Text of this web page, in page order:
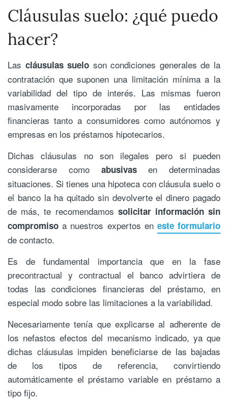
Cláusulas suelo: ¿qué puedo
hacer?
Las cláusulas suelo son condiciones generales de la
contratación que suponen una limitación mínima a la
variabilidad del tipo de interés. Las mismas fueron
masivamente incorporadas por las entidades
financieras tanto a consumidores como autónomos y
empresas en los préstamos hipotecarios.
Dichas cláusulas no son ilegales pero si pueden
considerarse como abusivasen determinadas
situaciones. Si tienes una hipoteca con cláusula suelo o
el banco la ha quitado sin devolverte el dinero pagado
de más, te recomendamos solicitar información sin
compromiso a nuestros expertos en este formulario
de contacto.
Es de fundamental importancia que en la fase
precontractual y contractual el banco advirtiera de
todas las condiciones financieras del préstamo, en
especial modo sobre las limitaciones a la variabilidad.
Necesariamente tenía que explicarse al adherente de
los nefastos efectos del mecanismo indicado, ya que
dichas cláusulas impiden beneficiarse de las bajadas
de los tipos de referencia, convirtiendo
automáticamente el préstamo variable en préstamo a
tipo fijo.